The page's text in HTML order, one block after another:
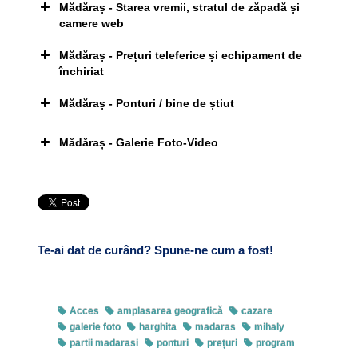
Păsărenii de
Munții
Accesul rutier
DN12
Mădăraș - Starea vremii, stratul de zăpadă și
camere web
Mădăraș - Prețuri teleferice și echipament de
închiriat
Mădăraș - Ponturi / bine de știut
Mădăraș - Galerie Foto-Video
Te-ai dat de curând? Spune-ne cum a fost!
Acces amplasarea geografică
cazare
galerie foto
harghita madaras
mihaly
partii madarasi
ponturi prețuri
program